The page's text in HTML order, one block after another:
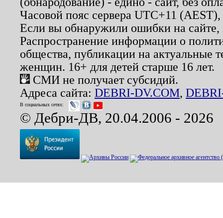
Часовой пояс сервера UTC+11
Если вы обнаружили ошибки на
Распространение информации о
общества, публикации на актуальные
женщин. 16+ для детей старше 16 лет.
СМИ не получает субсидий.
Адреса сайта: DEBRI-DV.COM,
В социальных сетях:
© Дебри-ДВ, 20.04.2006 - 2026